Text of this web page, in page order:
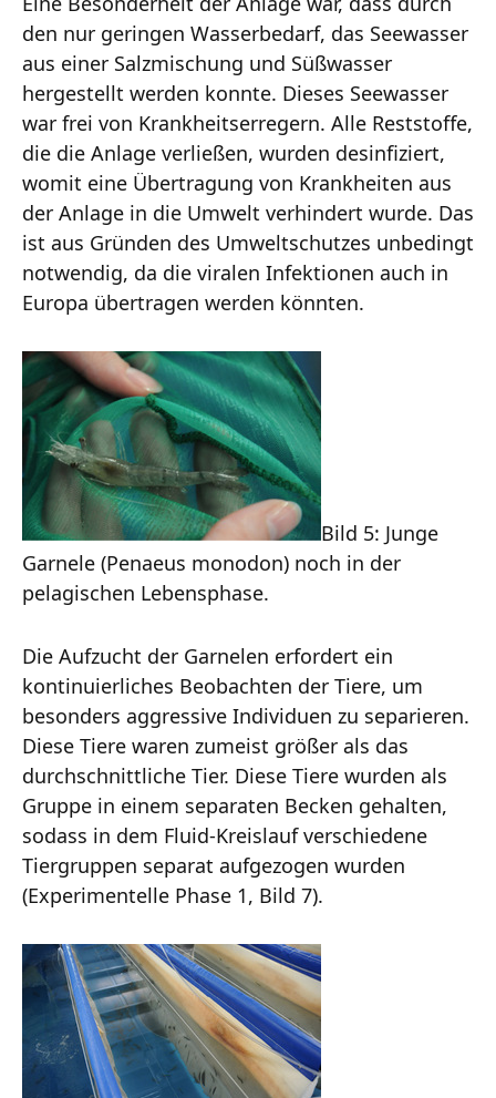
den nur geringen Wasserbedarf, das Seewasser
aus einer Salzmischung und Süßwasser
hergestellt werden konnte. Dieses Seewasser
war frei von Krankheitserregern. Alle Reststoffe,
die die Anlage verließen, wurden desinfiziert,
womit eine Übertragung von Krankheiten aus
der Anlage in die Umwelt verhindert wurde. Das
ist aus Gründen des Umweltschutzes unbedingt
notwendig, da die viralen Infektionen auch in
Europa übertragen werden könnten.
Bild 5: Junge
Garnele (Penaeus monodon) noch in der
pelagischen Lebensphase.
Die Aufzucht der Garnelen erfordert ein
kontinuierliches Beobachten der Tiere, um
besonders aggressive Individuen zu separieren.
Diese Tiere waren zumeist größer als das
durchschnittliche Tier. Diese Tiere wurden als
Gruppe in einem separaten Becken gehalten,
sodass in dem Fluid-Kreislauf verschiedene
Tiergruppen separat aufgezogen wurden
(Experimentelle Phase 1, Bild 7).